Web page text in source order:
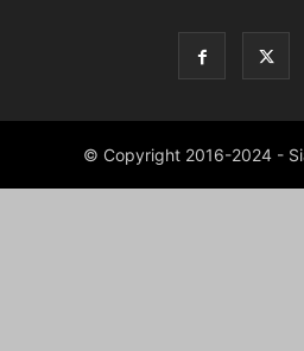
© Copyright 2016-2024 -